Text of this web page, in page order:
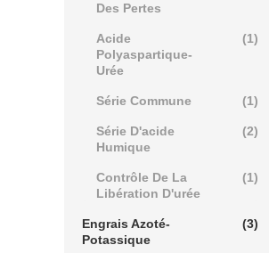
Des Pertes
Acide
Polyaspartique-
Urée
(1)
Série Commune (1)
Série D'acide
Humique
(2)
Contrôle De La
Libération D'urée
(1)
Engrais Azoté-
Potassique
(3)